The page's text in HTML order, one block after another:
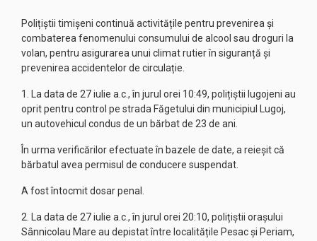
Polițiștii timișeni continuă activitățile pentru prevenirea și
combaterea fenomenului consumului de alcool sau droguri la
volan, pentru asigurarea unui climat rutier în siguranță și
prevenirea accidentelor de circulație.
1. La data de 27 iulie a.c., în jurul orei 10:49, polițiștii lugojeni au
oprit pentru control pe strada Făgetului din municipiul Lugoj,
un autovehicul condus de un bărbat de 23 de ani.
În urma verificărilor efectuate în bazele de date, a reieșit că
bărbatul avea permisul de conducere suspendat.
A fost întocmit dosar penal.
2. La data de 27 iulie a.c., în jurul orei 20:10, polițiștii orașului
Sânnicolau Mare au depistat între localitățile Pesac și Periam,